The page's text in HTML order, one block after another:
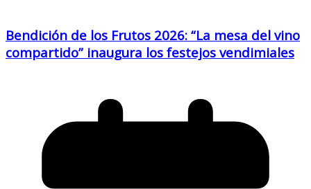
Bendición de los Frutos 2026: “La mesa del vino
compartido” inaugura los festejos vendimiales